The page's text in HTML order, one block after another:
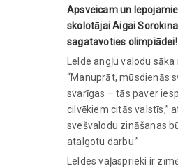
Apsveicam un
skolotājai Aigai
sagatavoties olimpiādei!
Lelde angļu valodu
“Manuprāt, mūsdienās
svarīgas – tās paver
cilvēkiem citās valstīs,”
svešvalodu zināšanas
atalgotu darbu.”
Leldes vaļasprieki ir